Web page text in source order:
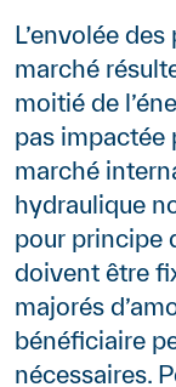
L’envolée
marché
moitié de
pas impactée
marché
hydraulique
pour principe
doivent être
majorés
bénéficiaire
nécessaires.